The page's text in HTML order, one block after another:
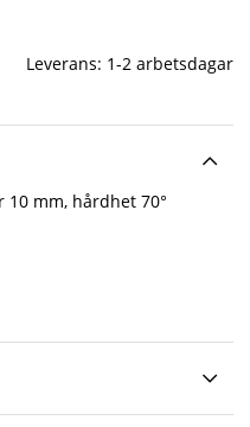
Leverans: 1-2 arbetsdagar
10 mm, hårdhet 70°